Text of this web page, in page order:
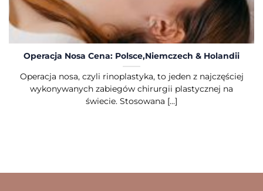
Operacja Nosa Cena: Polsce,Niemczech & Holandii
Operacja nosa, czyli rinoplastyka, to jeden z najczęściej
wykonywanych zabiegów chirurgii plastycznej na
świecie. Stosowana [...]